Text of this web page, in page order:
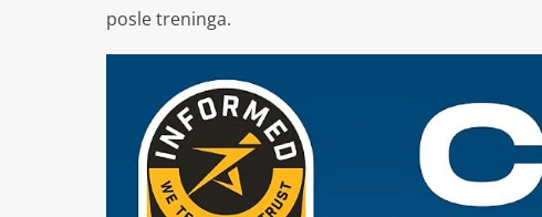
posle treninga.